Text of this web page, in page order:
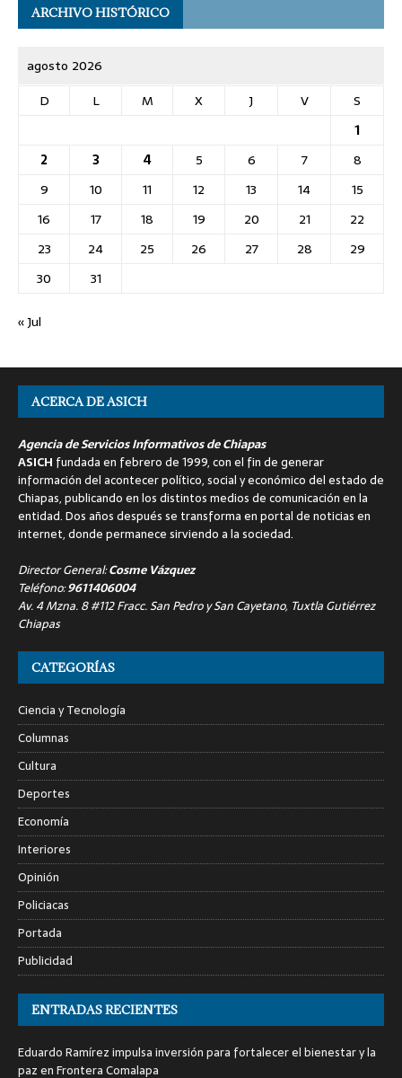
ARCHIVO HISTÓRICO
agosto 2026
D
L M X J V
S
1
2
3 4 5 6 7
8
9
10 11 12 13 14
15
16
17 18 19 20 21
22
23
24 25 26 27 28
29
30
31
« Jul
ACERCA DE ASICH
Agencia de Servicios Informativos de Chiapas
ASICH fundada en febrero de 1999, con el fin de generar
información del acontecer político, social y económico del estado de
Chiapas, publicando en los distintos medios de comunicación en la
entidad. Dos años después se transforma en portal de noticias en
internet, donde permanece sirviendo a la sociedad.
Director General:Cosme Vázquez
Teléfono:9611406004
Av. 4 Mzna. 8 #112 Fracc. San Pedro y San Cayetano, Tuxtla Gutiérrez
Chiapas
CATEGORÍAS
Ciencia y Tecnología
Columnas
Cultura
Deportes
Economía
Interiores
Opinión
Policiacas
Portada
Publicidad
ENTRADAS RECIENTES
Eduardo Ramírez impulsa inversión para fortalecer el bienestar y la
paz en Frontera Comalapa